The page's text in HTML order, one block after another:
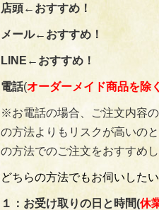
店頭←おすすめ！
メール←おすすめ！
LINE←おすすめ！
電話(オーダーメイド商品を除く
※お電話の場合、ご注文内容
の方法よりもリスクが高いの
の方法でのご注文をおすすめし
どちらの方法でもお伺いした
１：お受け取りの日と時間(休